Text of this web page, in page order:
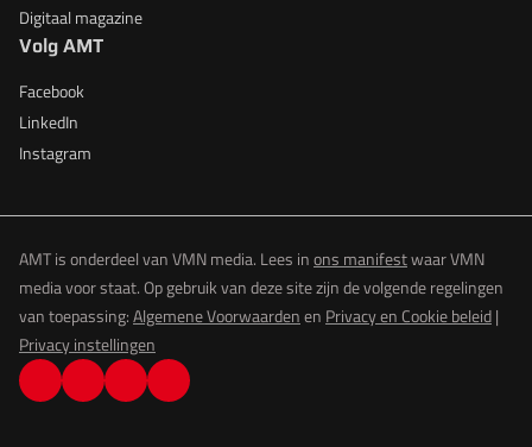
Digitaal magazine
Volg AMT
Facebook
LinkedIn
Instagram
AMT is onderdeel van VMN media. Lees inons manifestwaar VMN
media voor staat. Op gebruik van deze site zijn de volgende regelingen
van toepassing:Algemene Voorwaardenen Privacy en Cookie beleid|
Privacy instellingen